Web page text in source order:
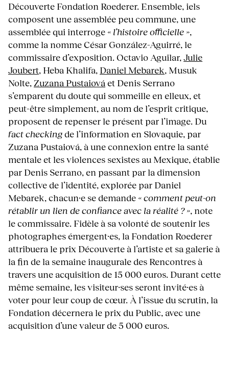
Découverte Fondation Roederer. Ensemble, iels
composent une assemblée peu commune, une
assemblée qui interroge « l’histoire officielle »,
comme la nomme César González-Aguirré, le
commissaire d’exposition. Octavio Aguilar,Julie
Joubert, Heba Khalifa, Daniel Mebarek, Musuk
Nolte,Zuzana Pustaiováet Denis Serrano
s’emparent du doute qui sommeille en elleux, et
peut-être simplement, au nom de l’esprit critique,
proposent de repenser le présent par l’image. Du
fact checkingde l’information en Slovaquie, par
Zuzana Pustaiová, à une connexion entre la santé
mentale et les violences sexistes au Mexique, établie
par Denis Serrano, en passant par la dimension
collective de l’identité, explorée par Daniel
Mebarek, chacun·e se demande « comment peut-on
rétablir un lien de confiance avec la réalité ? », note
le commissaire. Fidèle à sa volonté de soutenir les
photographes émergent·es, la Fondation Roederer
attribuera le prix Découverte à l’artiste et sa galerie à
la fin de la semaine inaugurale des Rencontres à
travers une acquisition de 15 000 euros. Durant cette
même semaine, les visiteur·ses seront invité·es à
voter pour leur coup de cœur. À l’issue du scrutin, la
Fondation décernera le prix du Public, avec une
acquisition d’une valeur de 5 000 euros.